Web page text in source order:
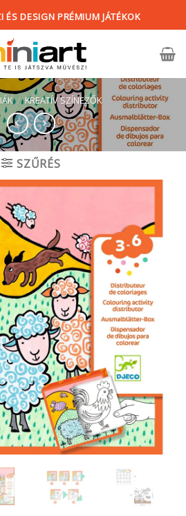
ÉS DESIGN PRÉMIUM JÁTÉKOK
/ KREATÍV SZÍNEZŐK
SZŰRÉS